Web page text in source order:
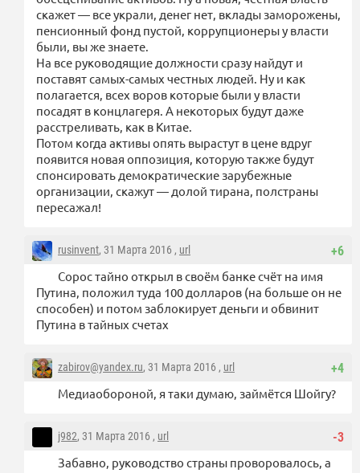
скажет — все украли, денег нет, вклады заморожены,
пенсионный фонд пустой, коррупционеры у власти
были, вы же знаете.
На все руководящие должности сразу найдут и
поставят самых-самых честных людей. Ну и как
полагается, всех воров которые были у власти
посадят в концлагеря. А некоторых будут даже
расстреливать, как в Китае.
Потом когда активы опять вырастут в цене вдруг
появится новая оппозиция, которую также будут
спонсировать демократические зарубежные
организации, скажут — долой тирана, полстраны
пересажал!
+6
rusinvent, 31 Марта 2016 , url
Сорос тайно открыл в своём банке счёт на имя
Путина, положил туда 100 долларов (на больше он не
способен) и потом заблокирует деньги и обвинит
Путина в тайных счетах
+4
zabirov@yandex.ru, 31 Марта 2016 , url
Медиаобороной, я таки думаю, займётся Шойгу?
-3
j982, 31 Марта 2016 , url
Забавно, руководство страны проворовалось, а